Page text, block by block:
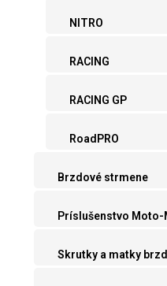
NITRO
RACING
RACING GP
RoadPRO
Brzdové strmene
Príslušenstvo Moto-
Skrutky a matky